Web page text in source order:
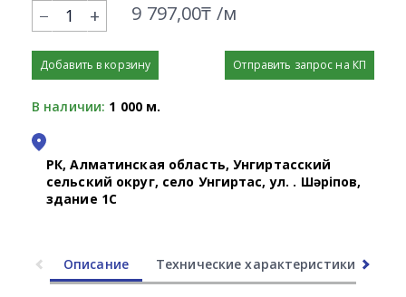
+ 9 797,00₸ /м
Добавить в корзину Отправить запрос на КП
В наличии: 1 000 м.
РК, Алматинская область, Унгиртасский
сельский округ, село Унгиртас, ул. Қ. Шәріпов,
здание 1С
Описание Технические характеристики